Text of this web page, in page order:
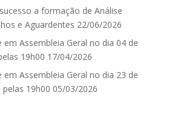
a formação de Análise
e Aguardentes 22/06/2026
em Assembleia Geral no dia 04 de
19h00 17/04/2026
em Assembleia Geral no dia 23 de
19h00 05/03/2026